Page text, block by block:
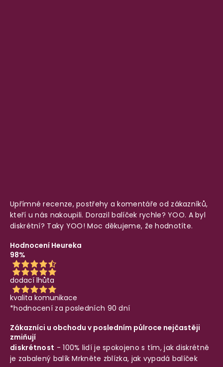
Upřímné recenze, postřehy a komentáře od zákazníků,
kteří u nás nakoupili. Dorazil balíček rychle? YOO. A byl
diskrétní? Taky YOO! Moc děkujeme, že hodnotíte.
Hodnocení Heureka
98%
dodací lhůta
kvalita komunikace
*hodnocení za posledních 90 dní
Zákazníci u obchodu v posledním půlroce nejčastěji
zmiňují
diskrétnost - 100% lidí je spokojeno s tím, jak diskrétně
je zabalený balíkMrkněte zblízka, jak vypadá balíček